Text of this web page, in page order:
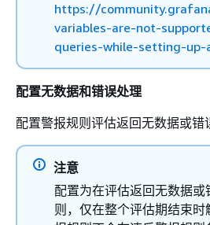
https://
variables-are-not-
queries-while-setting-
配置无数据和错误处理
配置警报规则评估返回无数据或错
注意
配置为在评估返回无数据
则，仅在整个评估期结束